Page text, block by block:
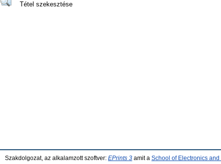
Tétel szekesztése
Szakdolgozat, az alkalamzott szoftver: EPrints 3 amit a School of Electronics